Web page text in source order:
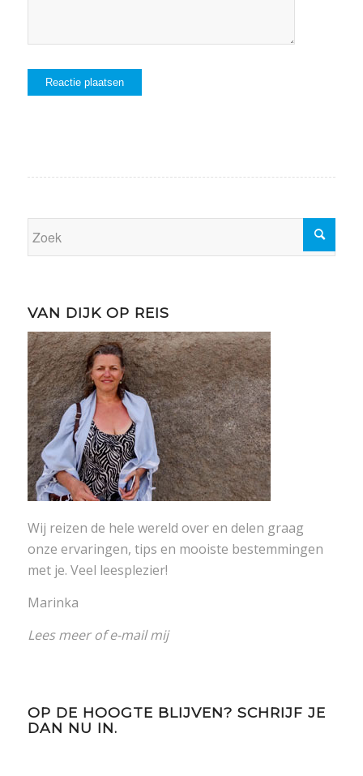
VAN DIJK OP REIS
Wij reizen de hele wereld over en delen graag
onze ervaringen, tips en mooiste bestemmingen
met je. Veel leesplezier!
Marinka
Lees meerofe-mail mij
OP DE HOOGTE BLIJVEN? SCHRIJF JE
DAN NU IN.